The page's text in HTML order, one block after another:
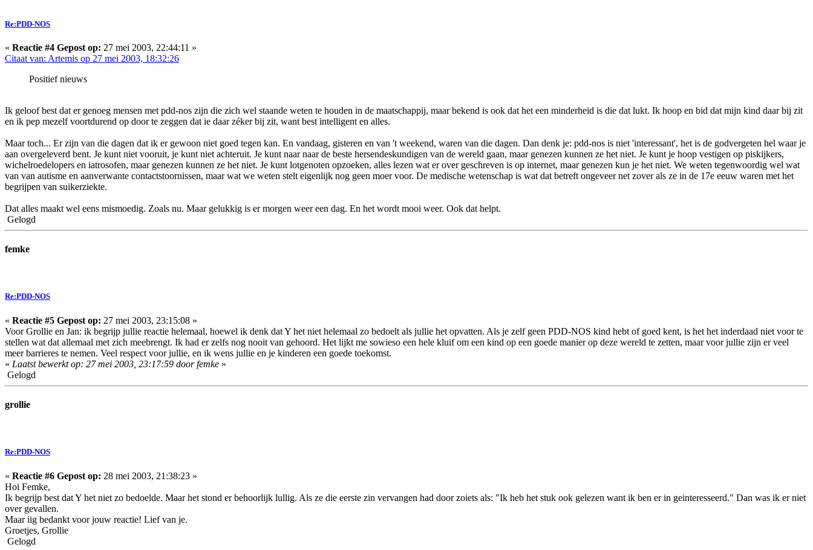
Re:PDD-NOS
« Reactie #4 Gepost op: 27 mei 2003, 22:44:11 »
Citaat van: Artemis op 27 mei 2003, 18:32:26
Positief nieuws
Ik geloof best dat er genoeg mensen met pdd-nos zijn die zich wel staande weten te houden in de maatschappij, maar bekend is ook dat het een minderheid is die dat lukt. Ik hoop en bid dat mijn kind daar bij zit
en ik pep mezelf voortdurend op door te zeggen dat ie daar zéker bij zit, want best intelligent en alles.
Maar toch... Er zijn van die dagen dat ik er gewoon niet goed tegen kan. En vandaag, gisteren en van 't weekend, waren van die dagen. Dan denk je: pdd-nos is niet 'interessant', het is de godvergeten hel waar je
aan overgeleverd bent. Je kunt niet vooruit, je kunt niet achteruit. Je kunt naar naar de beste hersendeskundigen van de wereld gaan, maar genezen kunnen ze het niet. Je kunt je hoop vestigen op piskijkers,
wichelroedelopers en iatrosofen, maar genezen kunnen ze het niet. Je kunt lotgenoten opzoeken, alles lezen wat er over geschreven is op internet, maar genezen kun je het niet. We weten tegenwoordig wel wat
van van autisme en aanverwante contactstoornissen, maar wat we weten stelt eigenlijk nog geen moer voor. De medische wetenschap is wat dat betreft ongeveer net zover als ze in de 17e eeuw waren met het
begrijpen van suikerziekte.
Dat alles maakt wel eens mismoedig. Zoals nu. Maar gelukkig is er morgen weer een dag. En het wordt mooi weer. Ook dat helpt.
Gelogd
femke
Re:PDD-NOS
« Reactie #5 Gepost op: 27 mei 2003, 23:15:08 »
Voor Grollie en Jan: ik begrijp jullie reactie helemaal, hoewel ik denk dat Y het niet helemaal zo bedoelt als jullie het opvatten. Als je zelf geen PDD-NOS kind hebt of goed kent, is het het inderdaad niet voor te
stellen wat dat allemaal met zich meebrengt. Ik had er zelfs nog nooit van gehoord. Het lijkt me sowieso een hele kluif om een kind op een goede manier op deze wereld te zetten, maar voor jullie zijn er veel
meer barrieres te nemen. Veel respect voor jullie, en ik wens jullie en je kinderen een goede toekomst.
« Laatst bewerkt op: 27 mei 2003, 23:17:59 door femke »
Gelogd
grollie
Re:PDD-NOS
« Reactie #6 Gepost op: 28 mei 2003, 21:38:23 »
Hoi Femke,
Ik begrijp best dat Y het niet zo bedoelde. Maar het stond er behoorlijk lullig. Als ze die eerste zin vervangen had door zoiets als: "Ik heb het stuk ook gelezen want ik ben er in geinteresseerd." Dan was ik er niet
over gevallen.
Maar iig bedankt voor jouw reactie! Lief van je.
Groetjes, Grollie
Gelogd